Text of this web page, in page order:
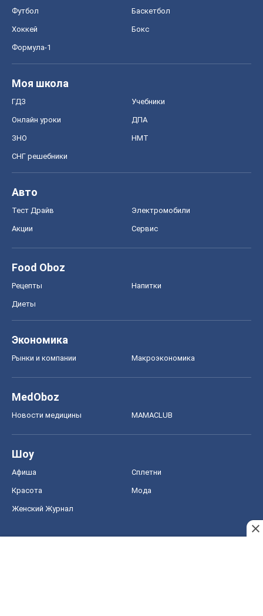
Футбол Баскетбол
Хоккей Бокс
Формула-1
Моя школа
ГДЗ Учебники
Онлайн уроки ДПА
ЗНО НМТ
СНГ решебники
Авто
Тест Драйв Электромобили
Акции Сервис
Food Oboz
Рецепты Напитки
Диеты
Экономика
Рынки и компании Mакроэкономика
MedOboz
Новости медицины MAMACLUB
Шоу
Афиша Сплетни
Красота Мода
Женский Журнал